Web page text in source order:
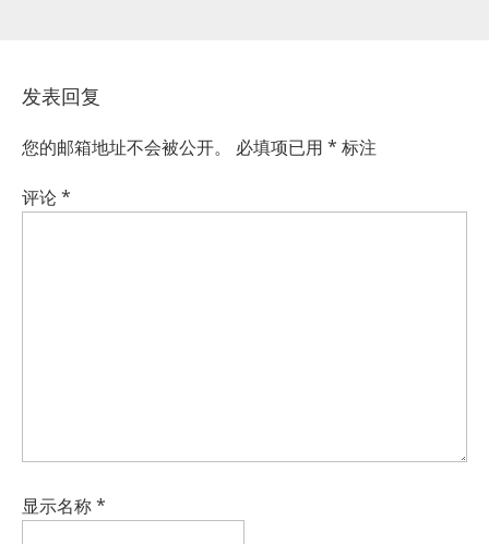
发表回复
您的邮箱地址不会被公开。 必填项已用 * 标注
评论*
显示名称*